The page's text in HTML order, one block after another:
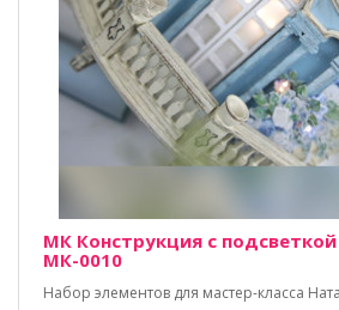
МК Конструкция с
МК-0010
Набор элементов для мастер-класса